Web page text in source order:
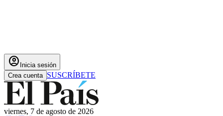
account_circle Inicia sesión
Crea cuenta SUSCRÍBETE
viernes, 7 de agosto de 2026